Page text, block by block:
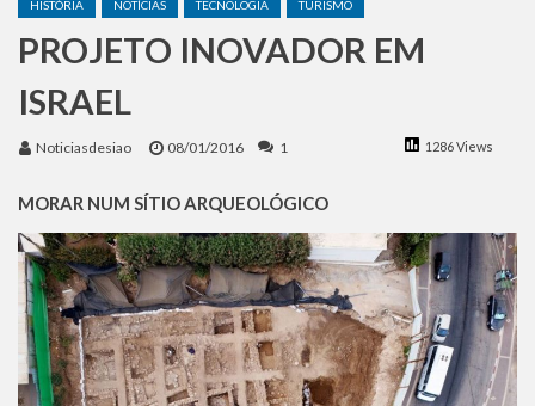
HISTÓRIA NOTÍCIAS TECNOLOGIA TURISMO
PROJETO INOVADOR EM
ISRAEL
Noticiasdesiao 08/01/2016 1286 Views
1
MORAR NUM SÍTIO ARQUEOLÓGICO